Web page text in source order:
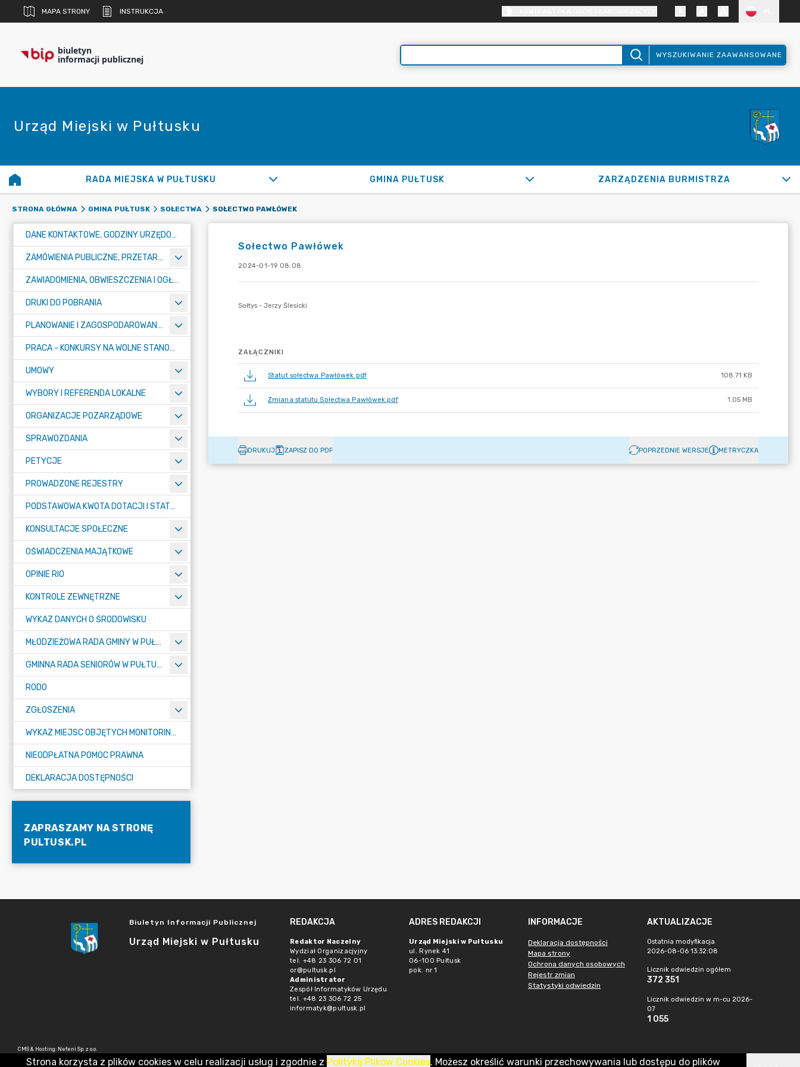
MAPA STRONY INSTRUKCJA
biuletyn
informacji publicznej WYSZUKIWANIE ZAAWANSOWANE
Urząd Miejski w Pułtusku
RADA MIEJSKA W PUŁTUSKU GMINA PUŁTUSK ZARZĄDZENIA BURMISTRZA
STRONA GŁÓWNA GMINA PUŁTUSK SOŁECTWA SOŁECTWO PAWŁÓWEK
DANE KONTAKTOWE, GODZINY URZĘDOWANIA I NUMER KONTA BANKOWEGO
ZAMÓWIENIA PUBLICZNE, PRZETARGI, KONKURSY
ZAWIADOMIENIA, OBWIESZCZENIA I OGŁOSZENIA
DRUKI DO POBRANIA
PLANOWANIE I ZAGOSPODAROWANIE PRZESTRZENNE
PRACA - KONKURSY NA WOLNE STANOWISKA
UMOWY
WYBORY I REFERENDA LOKALNE
ORGANIZACJE POZARZĄDOWE
SPRAWOZDANIA
PETYCJE
PROWADZONE REJESTRY
PODSTAWOWA KWOTA DOTACJI I STATYSTYCZNA LICZBA UCZNIÓW
KONSULTACJE SPOŁECZNE
OŚWIADCZENIA MAJĄTKOWE
OPINIE RIO
KONTROLE ZEWNĘTRZNE
WYKAZ DANYCH O ŚRODOWISKU
MŁODZIEŻOWA RADA GMINY W PUŁTUSKU
GMINNA RADA SENIORÓW W PUŁTUSKU
RODO
ZGŁOSZENIA
WYKAZ MIEJSC OBJĘTYCH MONITORINGIEM
NIEODPŁATNA POMOC PRAWNA
DEKLARACJA DOSTĘPNOŚCI
ZAPRASZAMY NA STRONĘ
PULTUSK.PL
Sołectwo Pawłówek
2024-01-19 08:08
ZAŁĄCZNIKI
Statut sołectwa Pawłówek.pdf 108.71 KB
Zmiana statutu Sołectwa Pawłówek.pdf 1.05 MB
DRUKUJ ZAPISZ DO PDF POPRZEDNIE WERSJE METRYCZKA
Biuletyn Informacji Publicznej
Urząd Miejski w Pułtusku
REDAKCJA
Redaktor Naczelny
Wydział Organizacjyjny
tel. +48 23 306 72 01
or@pultusk.pl
Administrator
Zespół Informatyków Urzędu
tel. +48 23 306 72 25
informatyk@pultusk.pl
ADRES REDAKCJI
Urząd Miejski w Pułtusku
ul. Rynek 41
06-100 Pułtusk
pok. nr 1
INFORMACJE
Deklaracja dostępności
Mapa strony
Ochrona danych osobowych
Rejestr zmian
Statystyki odwiedzin
AKTUALIZACJE
Ostatnia modyfikacja
2026-08-06 13:32:08
Licznik odwiedzin ogółem
372 351
Licznik odwiedzin w m-cu 2026-
07
1 055
CMS & Hosting: Nefeni Sp. z o.o.
Strona korzysta z plików cookies w celu realizacji usług i zgodnie z Polityką Plików Cookies. Możesz określić warunki przechowywania lub dostępu do plików